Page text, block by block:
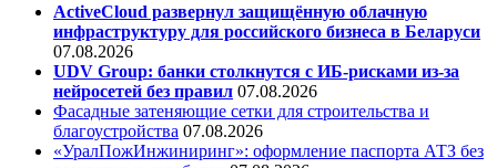
ActiveCloud развернул защищённую облачную
инфраструктуру для российского бизнеса в Беларуси
07.08.2026
UDV Group: банки столкнутся с ИБ-рисками из-за
нейросетей без правил 07.08.2026
Фасадные затеняющие сетки для строительства и
благоустройства 07.08.2026
«УралПожИнжиниринг»: оформление паспорта АТЗ без